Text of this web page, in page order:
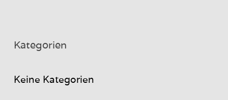
Kategorien
Keine Kategorien